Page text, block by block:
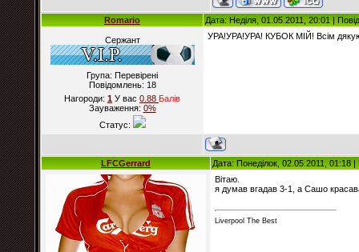
Romario Дата: Неділя, 01.05.2011, 20:01 |
Сержант
Група: Перевірені
Повідомлень: 18
Нагороди: 1 У вас 0.88 Балiв
Зауваження: 0%
Статус:
УРА!УРА!УРА! КУБОК МІЙ! Всім
LFCGerrard Дата: Понеділок, 02.05.2011, 01:18
Вітаю.
я думав вгадав 3-1, а Сашо
Liverpool The Best